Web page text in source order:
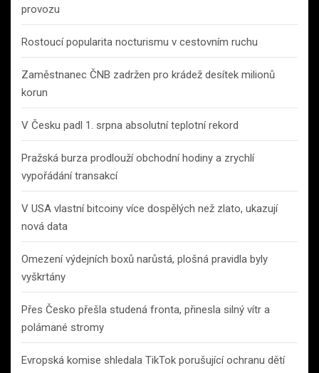
provozu
Rostoucí popularita nocturismu v cestovním ruchu
Zaměstnanec ČNB zadržen pro krádež desítek milionů
korun
V Česku padl 1. srpna absolutní teplotní rekord
Pražská burza prodlouží obchodní hodiny a zrychlí
vypořádání transakcí
V USA vlastní bitcoiny více dospělých než zlato, ukazují
nová data
Omezení výdejních boxů narůstá, plošná pravidla byly
vyškrtány
Přes Česko přešla studená fronta, přinesla silný vítr a
polámané stromy
Evropská komise shledala TikTok porušující ochranu dětí